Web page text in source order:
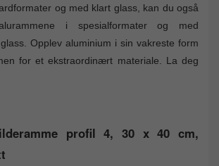
og med klart glass, kan du også
i spesialformater og med
Opplev aluminium i sin vakreste form
for et ekstraordinært materiale. La deg
profil 4, 30 x 40 cm,